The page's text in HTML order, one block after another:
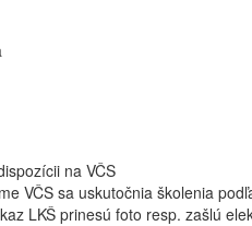
na VČS
VČS sa uskutočnia školenia
LKŠ prinesú foto resp. zašlú